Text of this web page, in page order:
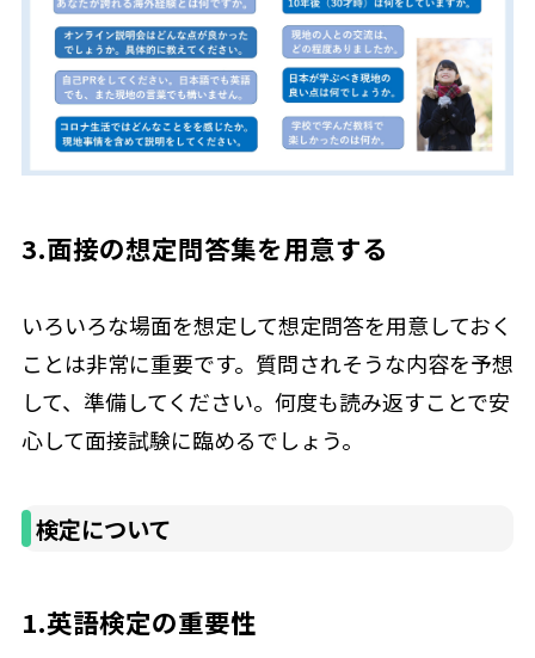
3.面接の想定問答集を用意する
いろいろな場面を想定して想定問答を用意しておく
ことは非常に重要です。質問されそうな内容を予想
して、準備してください。何度も読み返すことで安
心して面接試験に臨めるでしょう。
検定について
1.英語検定の重要性